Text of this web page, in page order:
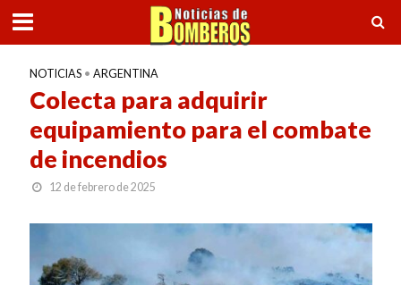
NOTICIAS • ARGENTINA
Colecta para adquirir
equipamiento para el combate
de incendios
12 de febrero de 2025